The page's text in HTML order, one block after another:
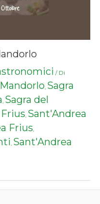
/ Di
, Sagra
, Sagra del
, Sant'Andrea
Frius,
, Sant'Andrea